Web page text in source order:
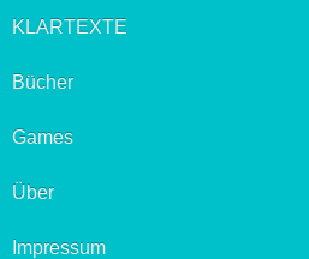
KLARTEXTE
Bücher
Games
Über
Impressum